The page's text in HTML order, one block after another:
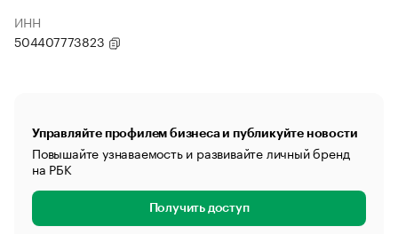
ИНН
504407773823
Управляйте профилем бизнеса и публикуйте новости
Повышайте узнаваемость и развивайте личный бренд
на РБК
Получить доступ